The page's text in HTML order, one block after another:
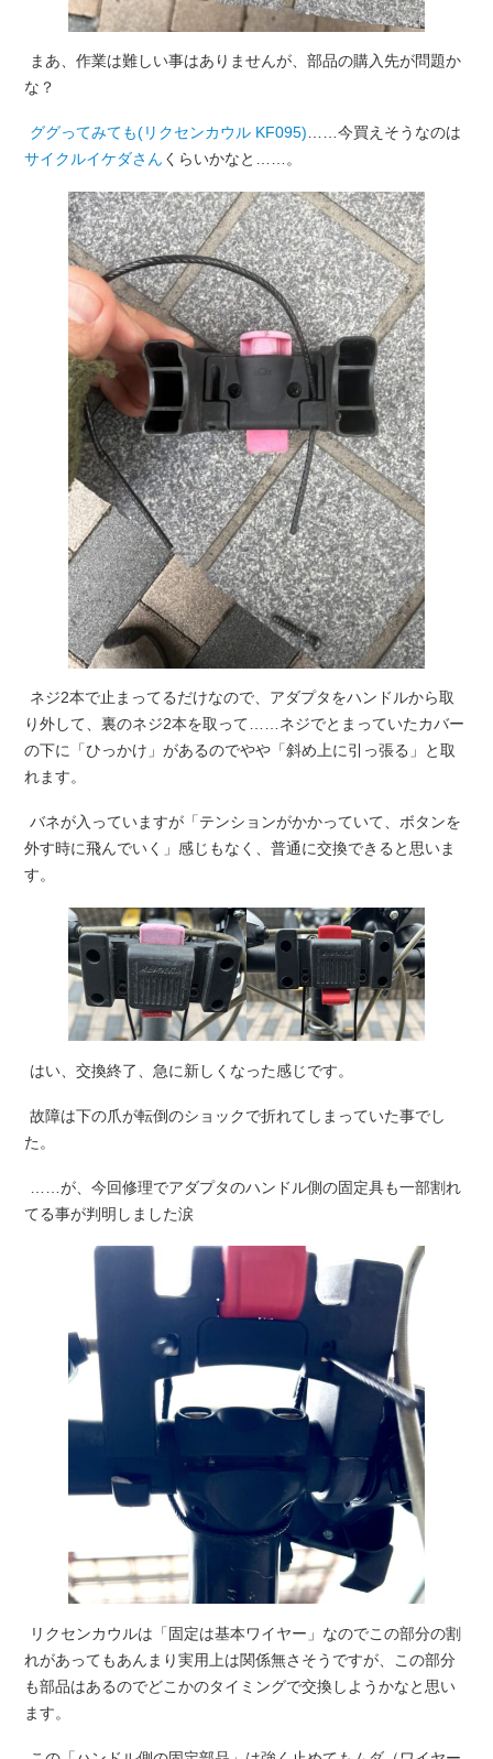
まあ、作業は難しい事はありませんが、部品の購入先が問題か
な？
ググってみても(リクセンカウル KF095)……今買えそうなのは
サイクルイケダさん くらいかなと……。
ネジ2本で止まってるだけなので、アダプタをハンドルから取
り外して、裏のネジ2本を取って……ネジでとまっていたカバー
の下に「ひっかけ」があるのでやや「斜め上に引っ張る」と取
れます。
バネが入っていますが「テンションがかかっていて、ボタンを
外す時に飛んでいく」感じもなく、普通に交換できると思いま
す。
はい、交換終了、急に新しくなった感じです。
故障は下の爪が転倒のショックで折れてしまっていた事でし
た。
……が、今回修理でアダプタのハンドル側の固定具も一部割れ
てる事が判明しました涙
リクセンカウルは「固定は基本ワイヤー」なのでこの部分の割
れがあってもあんまり実用上は関係無さそうですが、この部分
も部品はあるのでどこかのタイミングで交換しようかなと思い
ます。